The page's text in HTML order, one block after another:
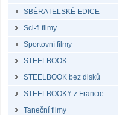
SBĚRATELSKÉ EDICE
Sci-fi filmy
Sportovní filmy
STEELBOOK
STEELBOOK bez disků
STEELBOOKY z Francie
Taneční filmy